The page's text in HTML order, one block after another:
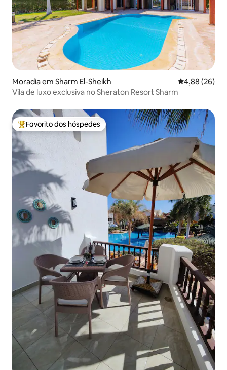
Moradia em Sharm El-Sheikh Classificação
4,88 (26)
Vila de luxo exclusiva no Sheraton Resort Sharm
Favoritos dos hóspedes mais apreciados
Favorito dos hóspedes